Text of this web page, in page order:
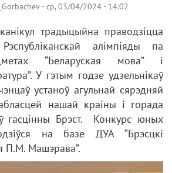
-ср, 03/04/2024 - 14:02
традыцыйна праводзіцца
алімпіяды па
“Беларуская мова” і
У гэтым годзе удзельнікаў
устаноў агульнай сярэдняй
нашай краіны і горада
гасцінны Брэст. Конкурс юных
на базе ДУА “Брэсцкі
П.М. Машэрава”.